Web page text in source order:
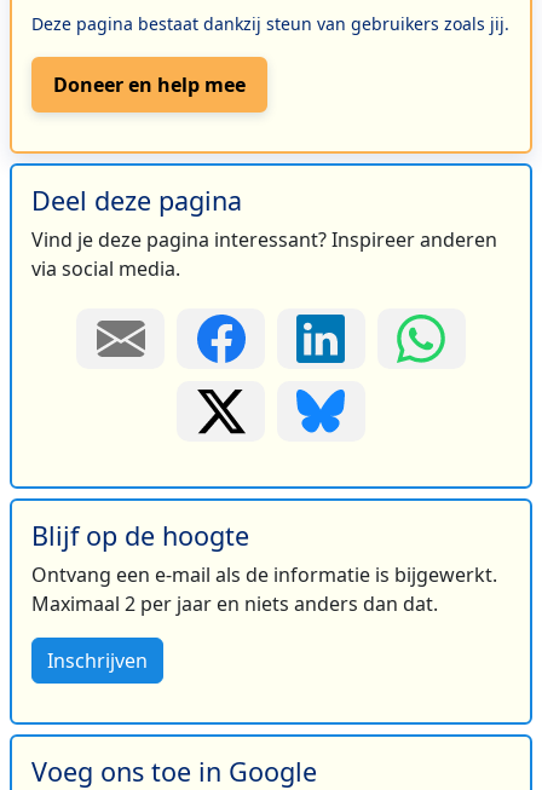
Deze pagina bestaat dankzij steun van gebruikers zoals jij.
Doneer en help mee
Deel deze pagina
Vind je deze pagina interessant? Inspireer anderen
via social media.
Blijf op de hoogte
Ontvang een e-mail als de informatie is bijgewerkt.
Maximaal 2 per jaar en niets anders dan dat.
Inschrijven
Voeg ons toe in Google